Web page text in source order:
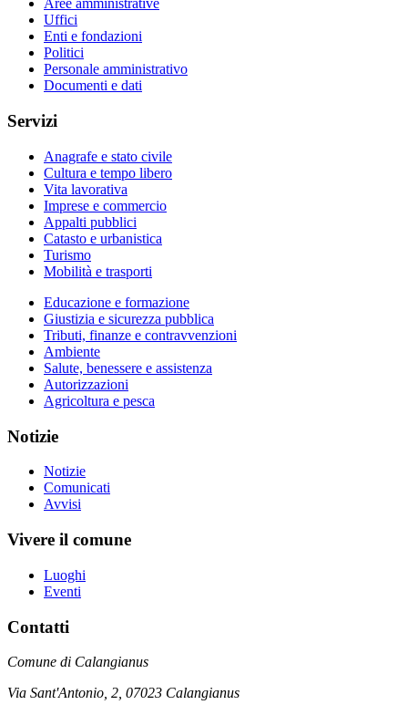
Aree amministrative
Uffici
Enti e fondazioni
Politici
Personale amministrativo
Documenti e dati
Servizi
Anagrafe e stato civile
Cultura e tempo libero
Vita lavorativa
Imprese e commercio
Appalti pubblici
Catasto e urbanistica
Turismo
Mobilità e trasporti
Educazione e formazione
Giustizia e sicurezza pubblica
Tributi, finanze e contravvenzioni
Ambiente
Salute, benessere e assistenza
Autorizzazioni
Agricoltura e pesca
Notizie
Notizie
Comunicati
Avvisi
Vivere il comune
Luoghi
Eventi
Contatti
Comune di Calangianus
Via Sant'Antonio, 2, 07023 Calangianus